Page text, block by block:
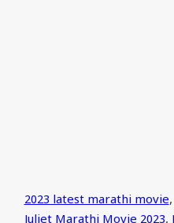
2023 latest marathi movie,